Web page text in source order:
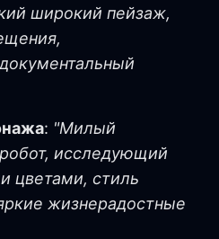
широкий пейзаж,
: "Милый
исследующий
цветами, стиль
жизнерадостные